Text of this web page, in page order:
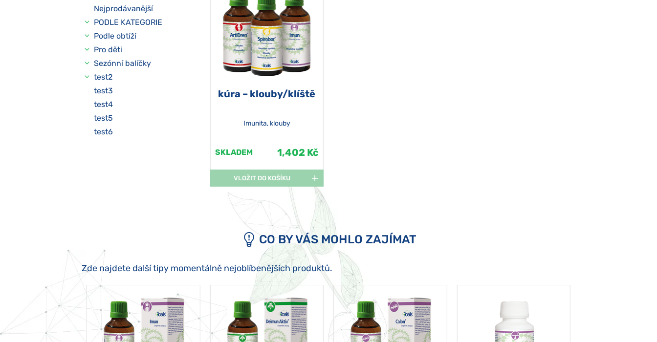
Nejprodávanější
PODLE KATEGORIE
Podle obtíží
Pro děti
Sezónní balíčky
test2
test3
test4
test5
test6
kúra – klouby/klíště
Imunita, klouby
SKLADEM 1,402 Kč
VLOŽIT DO KOŠÍKU
CO BY VÁS MOHLO ZAJÍMAT
Zde najdete další tipy momentálně nejoblíbenějších produktů.